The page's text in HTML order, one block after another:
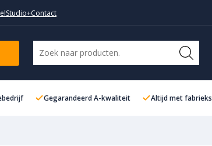
Contact
Gegarandeerd A-kwaliteit Altijd met